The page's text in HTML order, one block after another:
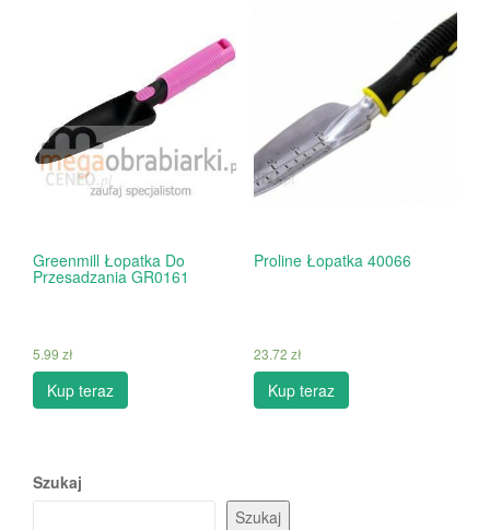
Greenmill Łopatka Do
Przesadzania GR0161
5.99 zł
Kup teraz
Proline Łopatka 40066
23.72 zł
Kup teraz
Szukaj
Szukaj